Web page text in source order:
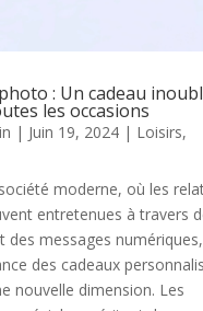
: Un cadeau
les occasions
| Juin 19, 2024| Loisirs,
moderne, où les
entretenues à travers
des messages numériques,
des cadeaux
nouvelle dimension. Les